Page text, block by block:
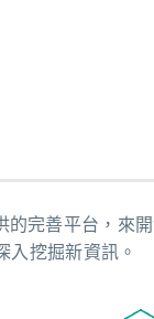
完善平台，來
入挖掘新資訊。